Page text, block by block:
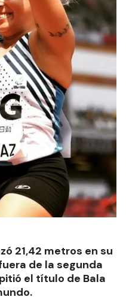
21,42 metros en su
de la segunda
el título de Bala